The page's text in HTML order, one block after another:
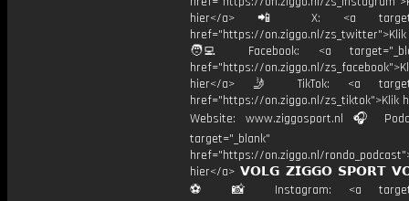
hier</a> 📲 X: <a
href="https://on.ziggo.nl/
🧑‍💻 Facebook: <a
href="https://on.ziggo.nl/
hier</a> 🤳 TikTok: <a
href="https://on.ziggo.nl/zs_tiktok">Klik
Website: www.ziggosport.nl 🎧
target="_blank"
href="https://on.ziggo.nl/
hier</a> 𝗩𝗢𝗟𝗚 𝗭𝗜𝗚𝗚𝗢 𝗦𝗣𝗢𝗥𝗧
⚽️ 📸 Instagram: <a